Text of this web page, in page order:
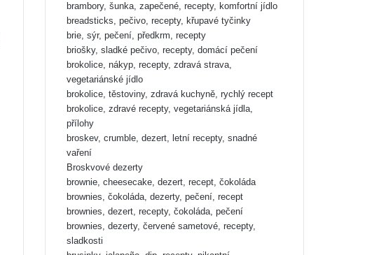
brambory, šunka, zapečené, recepty, komfortní jídlo
breadsticks, pečivo, recepty, křupavé tyčinky
brie, sýr, pečení, předkrm, recepty
briošky, sladké pečivo, recepty, domácí pečení
brokolice, nákyp, recepty, zdravá strava,
vegetariánské jídlo
brokolice, těstoviny, zdravá kuchyně, rychlý recept
brokolice, zdravé recepty, vegetariánská jídla,
přílohy
broskev, crumble, dezert, letní recepty, snadné
vaření
Broskvové dezerty
brownie, cheesecake, dezert, recept, čokoláda
brownies, čokoláda, dezerty, pečení, recept
brownies, dezert, recepty, čokoláda, pečení
brownies, dezerty, červené sametové, recepty,
sladkosti